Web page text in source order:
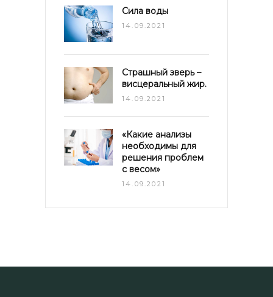
Сила воды
14.09.2021
Страшный зверь –
висцеральный жир.
14.09.2021
«Какие анализы
необходимы для
решения проблем
с весом»
14.09.2021